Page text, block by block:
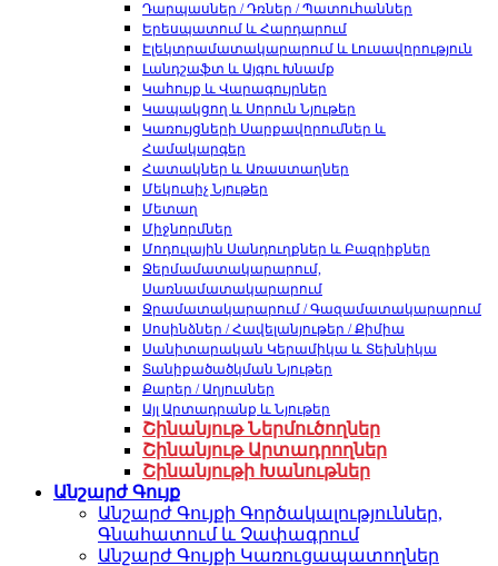
Դարպասներ / Դռներ / Պատուհաններ
Երեսպատում և Հարդարում
Էլեկտրամատակարարում և Լուսավորություն
Լանդշաֆտ և Այգու Խնամք
Կահույք և Վարագույրներ
Կապակցող և Սորուն Նյութեր
Կառույցների Սարքավորումներ և
Համակարգեր
Հատակներ և Առաստաղներ
Մեկուսիչ Նյութեր
Մետաղ
Միջնորմներ
Մոդուլային Սանդուղքներ և Բազրիքներ
Ջերմամատակարարում,
Սառնամատակարարում
Ջրամատակարարում / Գազամատակարարում
Սոսինձներ / Հավելանյութեր / Քիմիա
Սանիտարական Կերամիկա և Տեխնիկա
Տանիքածածկման Նյութեր
Քարեր / Աղյուսներ
Այլ Արտադրանք և Նյութեր
Շինանյութ Ներմուծողներ
Շինանյութ Արտադրողներ
Շինանյութի Խանութներ
Անշարժ Գույք
Անշարժ Գույքի Գործակալություններ,
Գնահատում և Չափագրում
Անշարժ Գույքի Կառուցապատողներ